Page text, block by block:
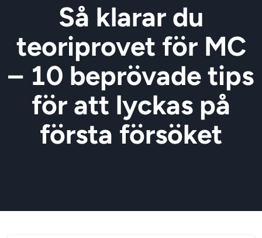
Så klarar du
teoriprovet för MC
– 10 beprövade tips
för att lyckas på
första försöket